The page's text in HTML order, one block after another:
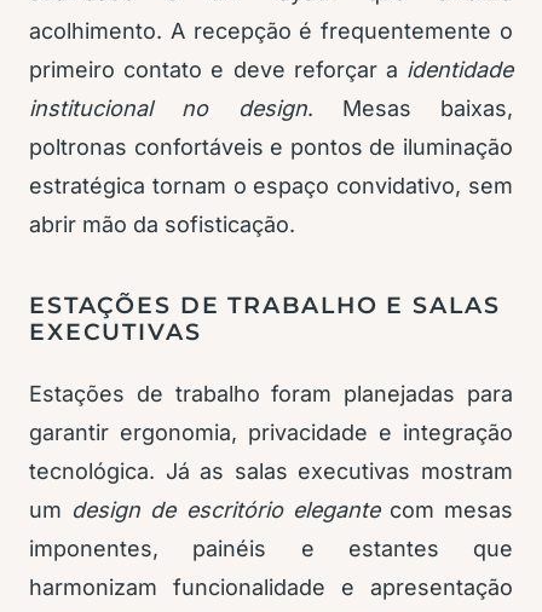
acolhimento. A recepção é frequentemente o
primeiro contato e deve reforçar a identidade
institucional no design. Mesas baixas,
poltronas confortáveis e pontos de iluminação
estratégica tornam o espaço convidativo, sem
abrir mão da sofisticação.
ESTAÇÕES DE TRABALHO E SALAS
EXECUTIVAS
Estações de trabalho foram planejadas para
garantir ergonomia, privacidade e integração
tecnológica. Já as salas executivas mostram
um design de escritório elegantecom mesas
imponentes, painéis e estantes que
harmonizam funcionalidade e apresentação